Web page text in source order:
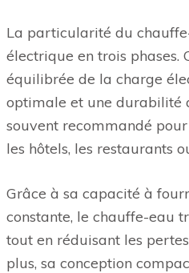
La particularité du
électrique en trois
équilibrée de la charge
optimale et une durabilité
souvent recommandé
les hôtels, les restaurants
Grâce à sa capacité à
constante, le chauffe-eau
tout en réduisant les
plus, sa conception